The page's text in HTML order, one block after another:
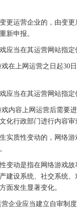
运营企业的，由变更
新申报。
当在其运营网站指定
上网运营之日起30日
当在其运营网站指定
容上网运营后需要进
化行政部门进行内容审
质性变动的，网络游
动是指在网络游戏故
建设系统、社交系统
面发生显著变化。
业应当建立自审制度